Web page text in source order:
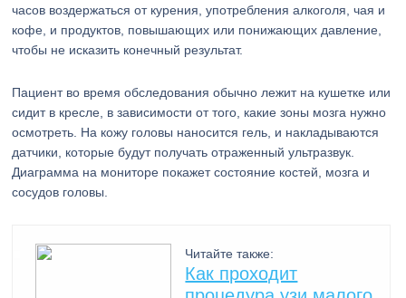
часов воздержаться от курения, употребления алкоголя, чая и
кофе, и продуктов, повышающих или понижающих давление,
чтобы не исказить конечный результат.
Пациент во время обследования обычно лежит на кушетке или
сидит в кресле, в зависимости от того, какие зоны мозга нужно
осмотреть. На кожу головы наносится гель, и накладываются
датчики, которые будут получать отраженный ультразвук.
Диаграмма на мониторе покажет состояние костей, мозга и
сосудов головы.
Читайте также:
Как проходит